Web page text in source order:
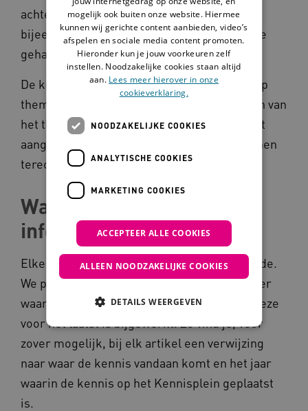
achtergrondartikelen, praktijkverhalen,
bijeenkomsten en het laatste nieuws over de
gehandicaptenzorg.
De kennis op het Kennisplein is ingedeeld op
thema's en doelgroepen. De contactpersoon van
het thema of de doelgroep bepaalt wat wordt
aangeboden. Heb je vragen? Dan kun je bij hen
terecht.
Waar komt de
informatie vandaan?
Elke vorm van kennis heeft haar eigen waarde.
We proberen zo duidelijk mogelijk te zijn over
waar de kennis vandaan komt en wanneer deze
voor het laatst is bijgewerkt. Zo vind je, voor
zover mogelijk, bij elk artikel een verwijzing
naar waar de kennis vandaan komt en het jaar
waarin de kennis op het Kennisplein geplaatst
is.
mogelijk ook buiten onze website. Hiermee
kunnen wij gerichte content aanbieden, video’s
afspelen en sociale media content promoten.
Hieronder kun je jouw voorkeuren zelf
instellen. Noodzakelijke cookies staan altijd
aan. Lees meer hierover in onze
cookieverklaring.
NOODZAKELIJKE COOKIES
ANALYTISCHE COOKIES
MARKETING COOKIES
ACCEPTEER ALLE COOKIES
ALLEEN NOODZAKELIJKE COOKIES
DETAILS WEERGEVEN